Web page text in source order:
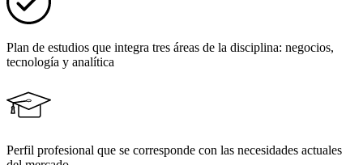
Plan de estudios que integra tres áreas de la disciplina: negocios,
tecnología y analítica
Perfil profesional que se corresponde con las necesidades actuales